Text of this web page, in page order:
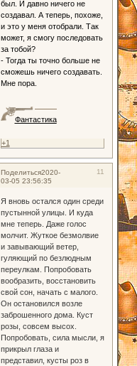
был. И давно ничего не
создавал. А теперь, похоже,
и это у меня отобрали. Так
может, я смогу последовать
за тобой?
- Тогда ты точно больше не
сможешь ничего создавать.
Мне пора.
Фантастика
+1
Поделиться 11
2020-
03-05 23:56:35
Я вновь остался один среди
пустынной улицы. И куда
мне теперь. Даже голос
молчит. Жуткое безмолвие
и завывающий ветер,
гуляющий по безлюдным
переулкам. Попробовать
вообразить, восстановить
свой сон, начать с малого.
Он остановился возле
заброшенного дома. Куст
розы, совсем высох.
Попробовать, сила мысли, я
прикрыл глаза и
представил, кусты роз в